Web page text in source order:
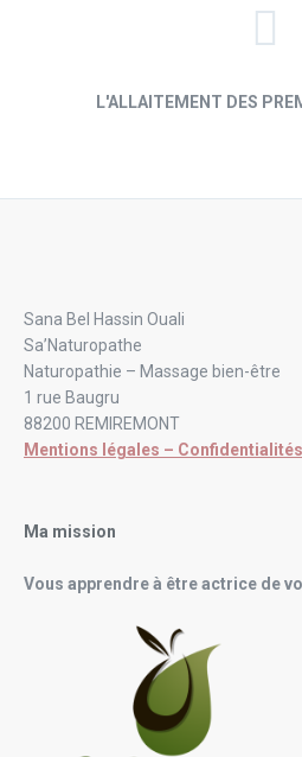
L'ALLAITEMENT DES
Sana Bel Hassin Ouali
Sa’Naturopathe
Naturopathie – Massage bien-être
1 rue Baugru
88200 REMIREMONT
Mentions légales – Confidentialités
Ma mission
Vous apprendre à être actrice de